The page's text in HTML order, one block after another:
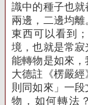
識中的種子也
兩邊，二邊均
東西可以看到
境，也就是常
能轉物是如來
大德註《楞嚴經
則同如來」一
物，如何轉法